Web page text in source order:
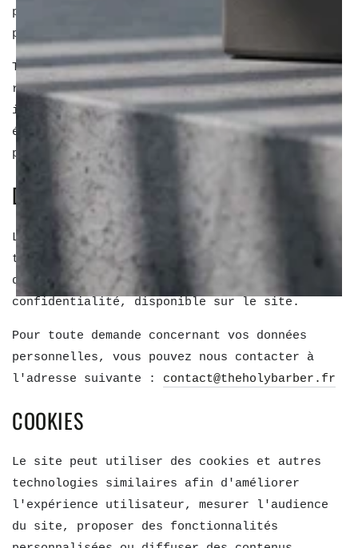
possible. Toutefois, des erreurs ou omissions
peuvent survenir.
The HOLY BARBER ne pourra être tenu
responsable de l'utilisation faite des
informations présentes sur le site, ni des
éventuels dommages directs ou indirects
pouvant en résulter.
DONNÉES PERSONNELLES
Les informations relatives à la collecte et au
traitement des données personnelles sont
détaillées dans notre Politique de
confidentialité, disponible sur le site.
Pour toute demande concernant vos données
personnelles, vous pouvez nous contacter à
l'adresse suivante : contact@theholybarber.fr
COOKIES
Le site peut utiliser des cookies et autres
technologies similaires afin d'améliorer
l'expérience utilisateur, mesurer l'audience
du site, proposer des fonctionnalités